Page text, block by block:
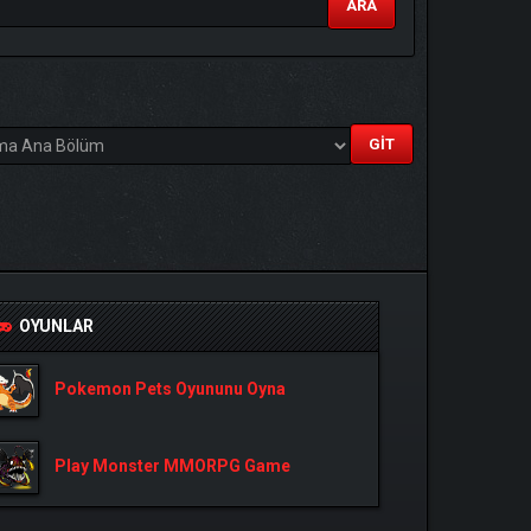
ARA
OYUNLAR
Pokemon Pets Oyununu Oyna
Play Monster MMORPG Game